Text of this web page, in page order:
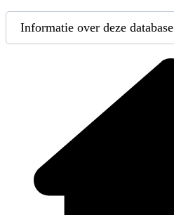
Informatie over deze database